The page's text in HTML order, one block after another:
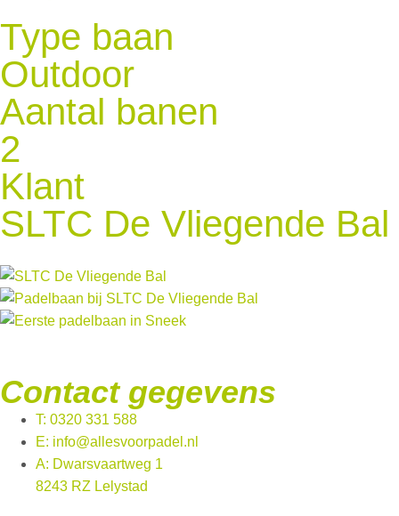
Type baan
Outdoor
Aantal banen
2
Klant
SLTC De Vliegende Bal
Contact gegevens
T: 0320 331 588
E: info@allesvoorpadel.nl
A: Dwarsvaartweg 1
8243 RZ Lelystad